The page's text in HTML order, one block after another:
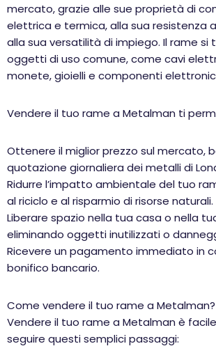
mercato, grazie alle sue proprietà di
elettrica e termica, alla sua resistenza
alla sua versatilità di impiego. Il rame si
oggetti di uso comune, come cavi
monete, gioielli e componenti
Vendere il tuo rame a Metalman ti
Ottenere il miglior prezzo sul mercato,
quotazione giornaliera dei metalli di
Ridurre l’impatto ambientale del tuo
al riciclo e al risparmio di risorse naturali.
Liberare spazio nella tua casa o nella
eliminando oggetti inutilizzati o
Ricevere un pagamento immediato in
bonifico bancario.
Come vendere il tuo rame a Metalman?
Vendere il tuo rame a Metalman è
seguire questi semplici passaggi: